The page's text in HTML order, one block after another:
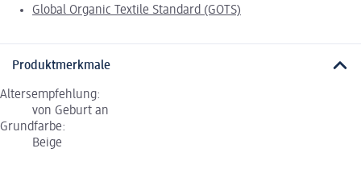
Global Organic Textile Standard (GOTS)
Produktmerkmale
Altersempfehlung:
von Geburt an
Grundfarbe:
Beige